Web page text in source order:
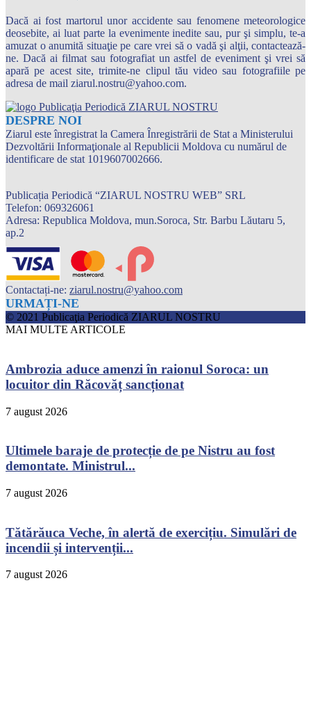
Dacă ai fost martorul unor accidente sau fenomene meteorologice
deosebite, ai luat parte la evenimente inedite sau, pur şi simplu, te-a
amuzat o anumită situaţie pe care vrei să o vadă şi alţii, contactează-
ne. Dacă ai filmat sau fotografiat un astfel de eveniment şi vrei să
apară pe acest site, trimite-ne clipul tău video sau fotografiile pe
adresa de mail ziarul.nostru@yahoo.com.
DESPRE NOI
Ziarul este înregistrat la Camera Înregistrării de Stat a Ministerului
Dezvoltării Informaţionale al Republicii Moldova cu numărul de
identificare de stat 1019607002666.
Publicația Periodică “ZIARUL NOSTRU WEB” SRL
Telefon: 069326061
Adresa: Republica Moldova, mun.Soroca, Str. Barbu Lăutaru 5,
ap.2
Contactați-ne: ziarul.nostru@yahoo.com
URMAȚI-NE
© 2021 Publicaţia Periodică ZIARUL NOSTRU
MAI MULTE ARTICOLE
Ambrozia aduce amenzi în raionul Soroca: un
locuitor din Răcovăț sancționat
7 august 2026
Ultimele baraje de protecție de pe Nistru au fost
demontate. Ministrul...
7 august 2026
Tătărăuca Veche, în alertă de exercițiu. Simulări de
incendii și intervenții...
7 august 2026